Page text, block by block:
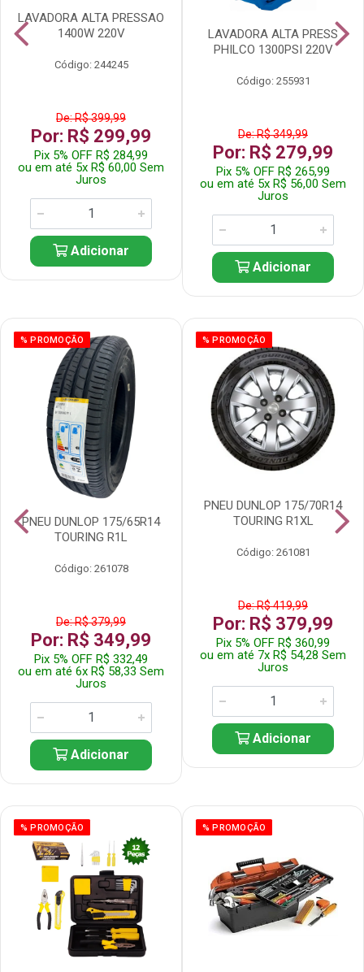
LAVADORA ALTA PRESSAO
1400W 220V
Código: 244245
De: R$ 399,99
Por: R$ 299,99
Pix 5% OFF R$ 284,99
ou em até 5x R$ 60,00 Sem
Juros
Adicionar
LAVADORA ALTA PRESS
PHILCO 1300PSI 220V
Código: 255931
De: R$ 349,99
Por: R$ 279,99
Pix 5% OFF R$ 265,99
ou em até 5x R$ 56,00 Sem
Juros
Adicionar
% PROMOÇÃO
PNEU DUNLOP 175/65R14
TOURING R1L
Código: 261078
De: R$ 379,99
Por: R$ 349,99
Pix 5% OFF R$ 332,49
ou em até 6x R$ 58,33 Sem
Juros
Adicionar
% PROMOÇÃO
PNEU DUNLOP 175/70R14
TOURING R1XL
Código: 261081
De: R$ 419,99
Por: R$ 379,99
Pix 5% OFF R$ 360,99
ou em até 7x R$ 54,28 Sem
Juros
Adicionar
% PROMOÇÃO % PROMOÇÃO